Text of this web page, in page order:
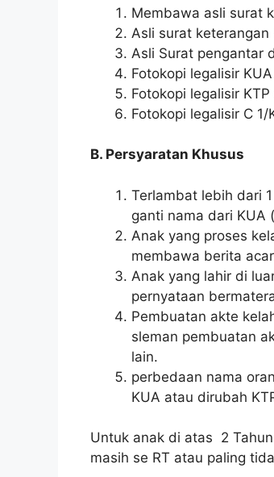
Membawa asli surat
Asli surat keterangan
Asli Surat pengantar
Fotokopi legalisir
Fotokopi legalisir
Fotokopi legalisir C
B. Persyaratan Khusus
Terlambat lebih dari
ganti nama dari KUA
Anak yang proses
membawa berita
Anak yang lahir di
pernyataan
Pembuatan akte
sleman pembuatan
lain.
perbedaan nama
KUA atau dirubah
Untuk anak di atas 2
masih se RT atau paling